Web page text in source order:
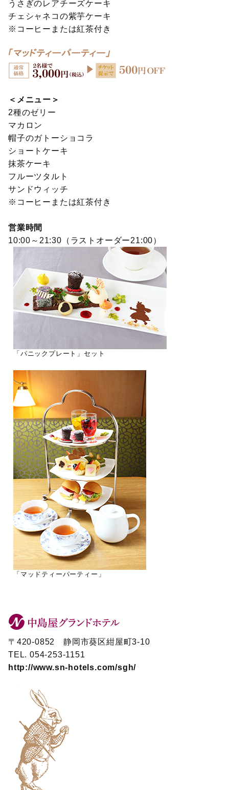
うさぎのレアチーズケーキ
チェシャネコの紫芋ケーキ
※コーヒーまたは紅茶付き
＜メニュー＞
2種のゼリー
マカロン
帽子のガトーショコラ
ショートケーキ
抹茶ケーキ
フルーツタルト
サンドウィッチ
※コーヒーまたは紅茶付き
営業時間
10:00～21:30（ラストオーダー21:00）
「パニックプレート」セット
「マッドティーパーティー」
〒420-0852 静岡市葵区紺屋町3-10
TEL. 054-253-1151
http://www.sn-hotels.com/sgh/